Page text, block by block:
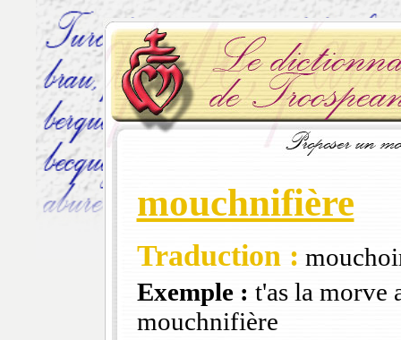
mouchnifière
Traduction :
Exemple : t'as la morve
mouchnifière